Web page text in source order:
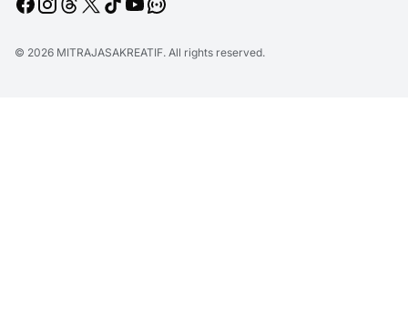
© 2026 MITRAJASAKREATIF. All rights reserved.